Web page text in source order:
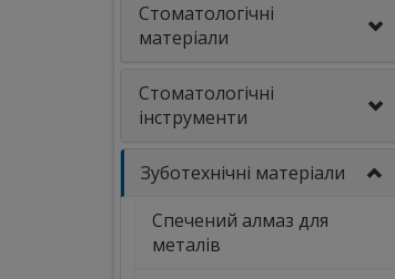
Стоматологічні
матеріали
Стоматологічні
інструменти
Зуботехнічні матеріали
Спечений алмаз для
металів